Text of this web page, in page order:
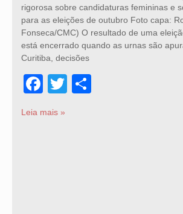
rigorosa sobre candidaturas femininas e
para as eleições de outubro Foto capa:
Fonseca/CMC) O resultado de uma
está encerrado quando as urnas são
Curitiba, decisões
Facebook
Twitter
Leia mais »